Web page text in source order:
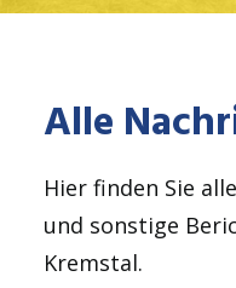
Alle
Hier finden Sie
und sonstige
Kremstal.